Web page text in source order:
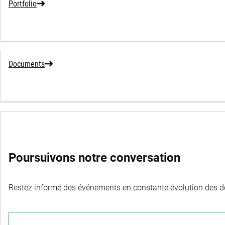
Portfolio
Documents
Poursuivons notre conversation
Restez informé des événements en constante évolution